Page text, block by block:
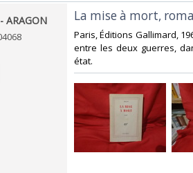
ARAGON‎ ‎La mise à mort,
‎Paris, Éditions Gallimard,
entre les deux guerres,
état.‎